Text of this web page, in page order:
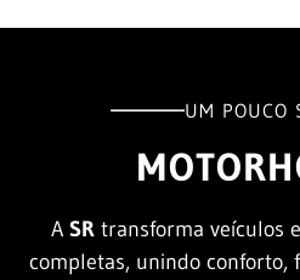
UM POUCO
A SR transforma veículos
completas, unindo conforto,